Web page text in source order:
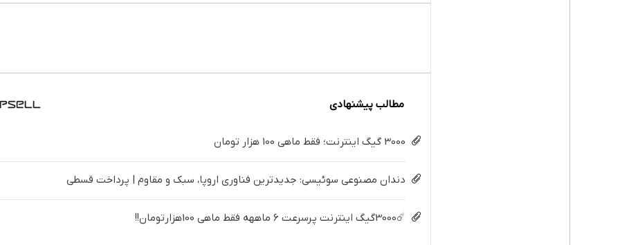
مطالب پیشنهادی
3000 گیگ اینترنت؛ فقط ماهی 100 هزار تومان
دندان مصنوعی سوئیسی: جدیدترین فناوری اروپا، سبک و مقاوم | پرداخت قسطی
☄️3000گیگ اینترنت پرسرعت 6 ماههه فقط ماهی 100هزارتومان!!